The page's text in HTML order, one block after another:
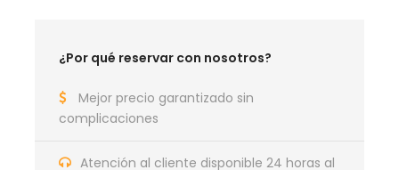
¿Por qué reservar con nosotros?
Mejor precio garantizado sin
complicaciones
Atención al cliente disponible 24 horas al